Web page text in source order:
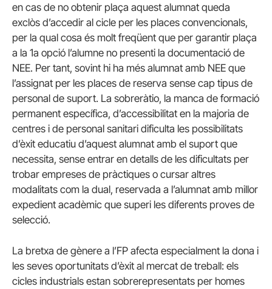
en cas de no obtenir plaça aquest alumnat queda
exclòs d’accedir al cicle per les places convencionals,
per la qual cosa és molt freqüent que per garantir plaça
a la 1a opció l’alumne no presenti la documentació de
NEE. Per tant, sovint hi ha més alumnat amb NEE que
l’assignat per les places de reserva sense cap tipus de
personal de suport. La sobreràtio, la manca de formació
permanent específica, d’accessibilitat en la majoria de
centres i de personal sanitari dificulta les possibilitats
d’èxit educatiu d’aquest alumnat amb el suport que
necessita, sense entrar en detalls de les dificultats per
trobar empreses de pràctiques o cursar altres
modalitats com la dual, reservada a l’alumnat amb millor
expedient acadèmic que superi les diferents proves de
selecció.
La bretxa de gènere a l’FP afecta especialment la dona i
les seves oportunitats d’èxit al mercat de treball: els
cicles industrials estan sobrerepresentats per homes